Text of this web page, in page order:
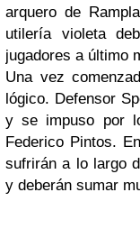
arquero de
utilería violeta
jugadores a último
Una vez
lógico. Defensor
y se impuso por
Federico Pintos.
sufrirán a lo largo
y deberán sumar